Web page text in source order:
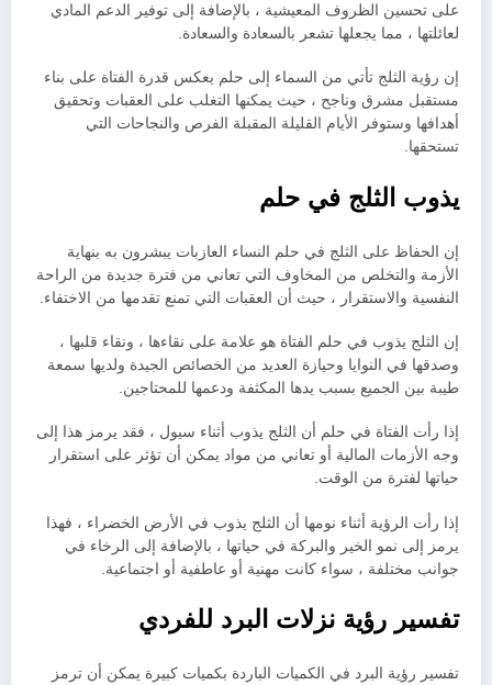
على تحسين الظروف المعيشية ، بالإضافة إلى توفير الدعم المادي
لعائلتها ، مما يجعلها تشعر بالسعادة والسعادة.
إن رؤية الثلج تأتي من السماء إلى حلم يعكس قدرة الفتاة على بناء
مستقبل مشرق وناجح ، حيث يمكنها التغلب على العقبات وتحقيق
أهدافها وستوفر الأيام القليلة المقبلة الفرص والنجاحات التي
تستحقها.
يذوب الثلج في حلم
إن الحفاظ على الثلج في حلم النساء العازبات يبشرون به بنهاية
الأزمة والتخلص من المخاوف التي تعاني من فترة جديدة من الراحة
النفسية والاستقرار ، حيث أن العقبات التي تمنع تقدمها من الاختفاء.
إن الثلج يذوب في حلم الفتاة هو علامة على نقاءها ، ونقاء قلبها ،
وصدقها في النوايا وحيازة العديد من الخصائص الجيدة ولديها سمعة
طيبة بين الجميع بسبب يدها المكثفة ودعمها للمحتاجين.
إذا رأت الفتاة في حلم أن الثلج يذوب أثناء سيول ، فقد يرمز هذا إلى
وجه الأزمات المالية أو تعاني من مواد يمكن أن تؤثر على استقرار
حياتها لفترة من الوقت.
إذا رأت الرؤية أثناء نومها أن الثلج يذوب في الأرض الخضراء ، فهذا
يرمز إلى نمو الخير والبركة في حياتها ، بالإضافة إلى الرخاء في
جوانب مختلفة ، سواء كانت مهنية أو عاطفية أو اجتماعية.
تفسير رؤية نزلات البرد للفردي
تفسير رؤية البرد في الكميات الباردة بكميات كبيرة يمكن أن ترمز